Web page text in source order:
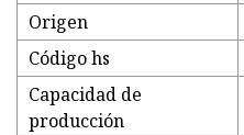
Origen
Código hs
Capacidad de
producción